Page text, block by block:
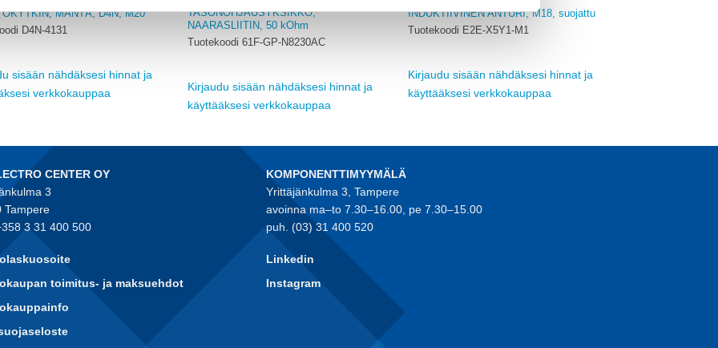
MÄNTÄ, D4N, M20
D4N-4131
sisään nähdäksesi hinnat ja
verkkokauppaa
TASONOHJAUSYKSIKKÖ,
NAARASLIITIN, 50 kOhm
Tuotekoodi 61F-GP-N8230AC
Kirjaudu sisään nähdäksesi hinnat ja
käyttääksesi verkkokauppaa
INDUKTIIVINEN ANTURI, M18, suojattu
Tuotekoodi E2E-X5Y1-M1
Kirjaudu sisään nähdäksesi hinnat ja
käyttääksesi verkkokauppaa
CENTER OY
3
Tampere
3 31 400 500
toimitus- ja maksuehdot
KOMPONENTTIMYYMÄLÄ
Yrittäjänkulma 3, Tampere
avoinna ma–to 7.30–16.00, pe 7.30–15.00
puh. (03) 31 400 520
Linkedin
Instagram